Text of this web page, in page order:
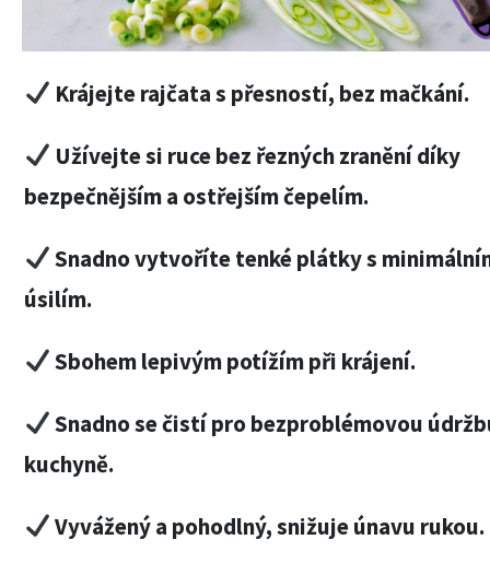
Krájejte rajčata s přesností, bez mačkání.
Užívejte si ruce bez řezných zranění díky
bezpečnějším a ostřejším čepelím.
Snadno vytvoříte tenké plátky s
úsilím.
Sbohem lepivým potížím při krájení.
Snadno se čistí pro bezproblémovou
kuchyně.
Vyvážený a pohodlný, snižuje únavu rukou.